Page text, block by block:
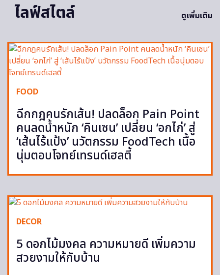
ไลฟ์สไตล์
ดูเพิ่มเติม
FOOD
ฉีกกฎคนรักเส้น! ปลดล็อก Pain Point
คนลดน้ำหนัก ‘คินเซน’ เปลี่ยน ‘อกไก่’ สู่
‘เส้นไร้แป้ง’ นวัตกรรม FoodTech เนื้อ
นุ่มตอบโจทย์เทรนด์เฮลตี้
DECOR
5 ดอกไม้มงคล ความหมายดี เพิ่มความ
สวยงามให้กับบ้าน